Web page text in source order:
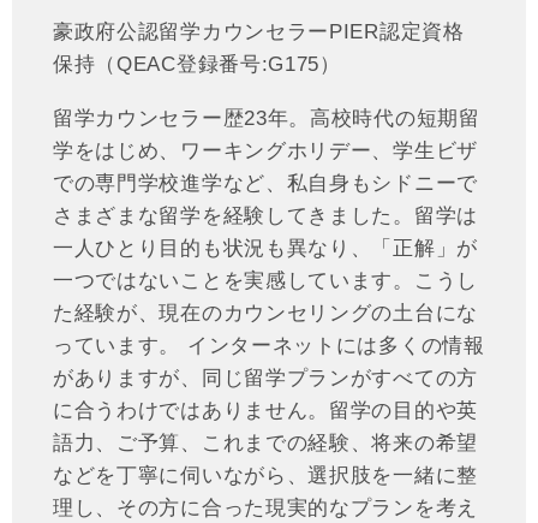
豪政府公認留学カウンセラーPIER認定資格
保持（QEAC登録番号:G175）
留学カウンセラー歴23年。高校時代の短期留
学をはじめ、ワーキングホリデー、学生ビザ
での専門学校進学など、私自身もシドニーで
さまざまな留学を経験してきました。留学は
一人ひとり目的も状況も異なり、「正解」が
一つではないことを実感しています。こうし
た経験が、現在のカウンセリングの土台にな
っています。 インターネットには多くの情報
がありますが、同じ留学プランがすべての方
に合うわけではありません。留学の目的や英
語力、ご予算、これまでの経験、将来の希望
などを丁寧に伺いながら、選択肢を一緒に整
理し、その方に合った現実的なプランを考え